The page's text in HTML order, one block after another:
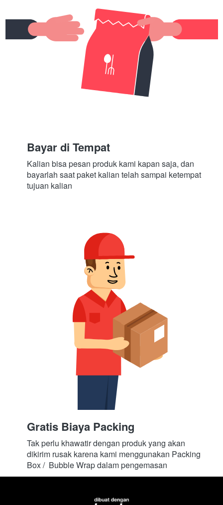
Bayar di Tempat
Kalian bisa pesan produk kami kapan saja, dan
bayarlah saat paket kalian telah sampai ketempat
tujuan kalian
Gratis Biaya Packing
Tak perlu khawatir dengan produk yang akan
dikirim rusak karena kami menggunakan Packing
Box /  Bubble Wrap dalam pengemasan